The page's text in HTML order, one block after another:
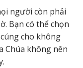
người còn phải
Bạn có thể chọn
cho không
Chúa không nên